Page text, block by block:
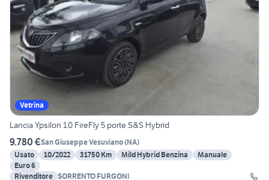
Vetrina
Lancia Ypsilon 1.0 FireFly 5 porte S&S Hybrid
9.780 €San Giuseppe Vesuviano(NA)
Usato
10/2022 31750 Km Mild Hybrid Benzina
Manuale
Euro 6
Rivenditore SORRENTO FURGONI